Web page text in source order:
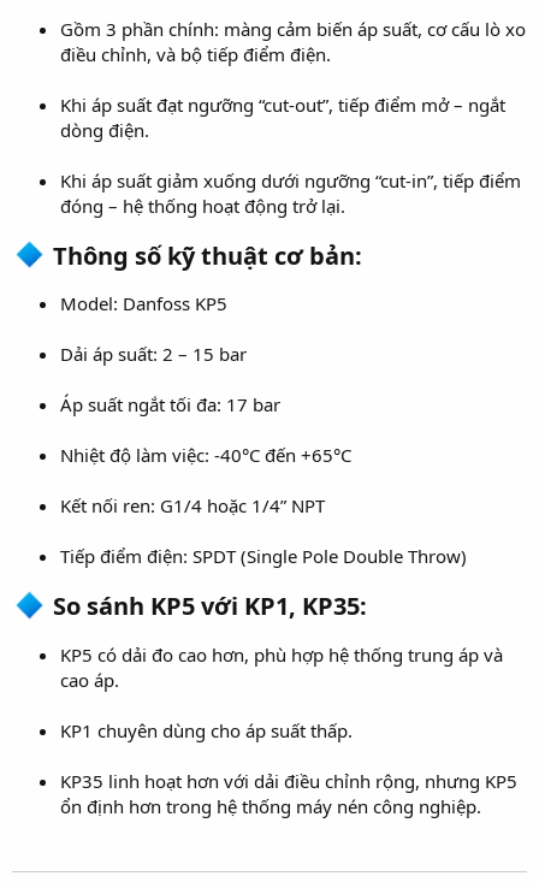
Gồm 3 phần chính: màng cảm biến áp suất, cơ cấu lò xo
điều chỉnh, và bộ tiếp điểm điện.
Khi áp suất đạt ngưỡng “cut-out”, tiếp điểm mở – ngắt
dòng điện.
Khi áp suất giảm xuống dưới ngưỡng “cut-in”, tiếp điểm
đóng – hệ thống hoạt động trở lại.
Thông số kỹ thuật cơ bản:​
Model: Danfoss KP5
Dải áp suất: 2 – 15 bar
Áp suất ngắt tối đa: 17 bar
Nhiệt độ làm việc: -40°C đến +65°C
Kết nối ren: G1/4 hoặc 1/4” NPT
Tiếp điểm điện: SPDT (Single Pole Double Throw)
So sánh KP5 với KP1, KP35:​
KP5 có dải đo cao hơn, phù hợp hệ thống trung áp và
cao áp.
KP1 chuyên dùng cho áp suất thấp.
KP35 linh hoạt hơn với dải điều chỉnh rộng, nhưng KP5
ổn định hơn trong hệ thống máy nén công nghiệp.